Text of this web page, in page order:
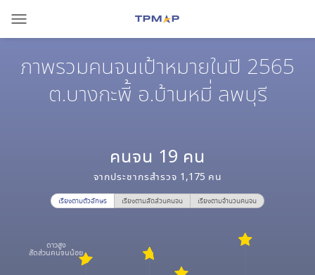
menu
ภาพรวมคนจนเป้าหมายในปี 2565
ต.บางกะพี้ อ.บ้านหมี่ ลพบุรี
คนจน 19 คน
จากประชากรสำรวจ 1,175 คน
เรียงตามตัวอักษร เรียงตามสัดส่วนคนจน เรียงตามจำนวนคนจน
ดาวสูง
สัดส่วนคนจนน้อย